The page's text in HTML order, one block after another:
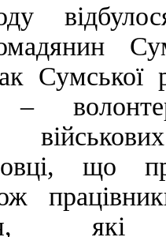
Сумської
–
що
які